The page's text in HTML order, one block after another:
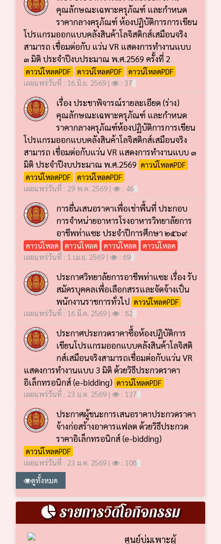
คุณลักษณะเฉพาะครุภัณฑ์ และกำหนด
ราคากลางครุภัณฑ์ ห้องปฏิบัติการการเขียน
โปรแกรมออกแบบคลังสินค้าโลจิสติกส์เสมือนจริง
สามารถ เชื่อมต่อกับ แว่น VR แสดงการทำงานแบบ
๓ มิติ ประจำปีงบประมาณ พ.ศ.2569 ครั้งที่ 2
ดาวน์โหลดPDF ดาวน์โหลดPDF
ดาวน์โหลดPDF
เผยแพร่วันที่ : 16 มิ.ย. 2569 |
: 37
เรื่อง ประชาพิจารณ์รายละเอียด (ร่าง)
คุณลักษณะเฉพาะครุภัณฑ์ และกำหนด
ราคากลางครุภัณฑ์ห้องปฏิบัติการการเขียน
โปรแกรมออกแบบคลังสินค้าโลจิสติกส์เสมือนจริง
สามารถ เชื่อมต่อกับแว่น VR แสดงการทำงานแบบ ๓
มิติ ประจำปีงบประมาณ พ.ศ.2569 ดาวน์โหลดPDF
ดาวน์โหลดPDF
ดาวน์โหลดPDF
เผยแพร่วันที่ : 29 พ.ค. 2569 |
: 46
การยื่นเสนอราคาเพื่อเช่าพื้นที่ ประกอบ
การจำหน่ายอาหารโรงอาหารวิทยาลัยการ
อาชีพท่าแซะ ประจำปีการศึกษา ๒๕๖๙
ดาวน์โหลด ดาวน์โหลด ดาวน์โหลด
ดาวน์โหลด
เผยแพร่วันที่ : 1 เม.ย. 2569 |
: 69
ประกาศวิทยาลัยการอาชีพท่าแซะ เรื่อง รับ
สมัครบุคคลเพื่อเลือกสรรและจัดจ้างเป็น
พนักงานราชการทั่วไป ดาวน์โหลดPDF
เผยแพร่วันที่ : 16 มี.ค. 2569 |
: 82
ประกาศประกวดราคาซื้อห้องปฏิบัติการ
เขียนโปรแกรมออกแบบคลังสินค้าโลจิสติ
กส์เสมือนจริงสามารถเชื่อมต่อกับแว่น VR
แสดงการทำงานแบบ 3 มิติ ด้วยวิธีประกวดราคา
อิเล็กทรอนิกส์ (e-bidding) ดาวน์โหลดPDF
เผยแพร่วันที่ : 23 ม.ค. 2569 |
: 137
ประกาศผู้ชนะการเสนอราคาประกวดราคา
จ้างก่อสร้างอาคารแฟลต ด้วยวิธีประกวด
ราคาอิเล็กทรอนิกส์ (e-bidding)
ดาวน์โหลดPDF
เผยแพร่วันที่ : 23 ม.ค. 2569 |
: 108
ดูทั้งหมด
รายการวิดีโอกิจกรรม
ศูนย์บ่มเพาะผู้